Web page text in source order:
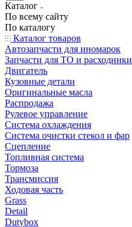
Каталог
По всему сайту
По каталогу
Каталог товаров
Автозапчасти для иномарок
Запчасти для ТО и расходники
Двигатель
Кузовные детали
Оригинальные масла
Распродажа
Рулевое управление
Система охлаждения
Система очистки стекол и фар
Сцепление
Топливная система
Тормоза
Трансмиссия
Ходовая часть
Grass
Detail
Dutybox